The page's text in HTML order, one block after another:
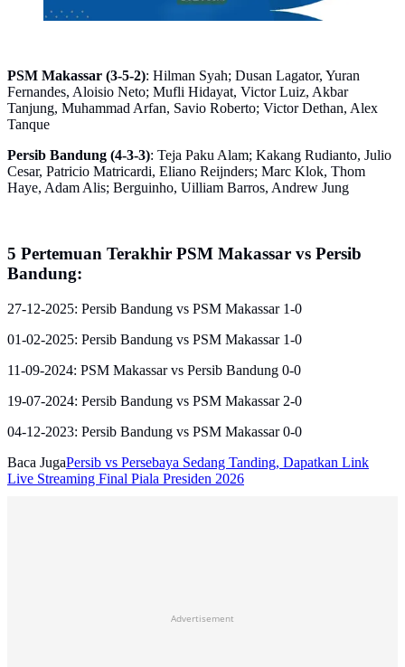
PSM Makassar (3-5-2): Hilman Syah; Dusan Lagator, Yuran
Fernandes, Aloisio Neto; Mufli Hidayat, Victor Luiz, Akbar
Tanjung, Muhammad Arfan, Savio Roberto; Victor Dethan, Alex
Tanque
Persib Bandung (4-3-3): Teja Paku Alam; Kakang Rudianto, Julio
Cesar, Patricio Matricardi, Eliano Reijnders; Marc Klok, Thom
Haye, Adam Alis; Berguinho, Uilliam Barros, Andrew Jung
5 Pertemuan Terakhir PSM Makassar vs Persib
Bandung:
27-12-2025: Persib Bandung vs PSM Makassar 1-0
01-02-2025: Persib Bandung vs PSM Makassar 1-0
11-09-2024: PSM Makassar vs Persib Bandung 0-0
19-07-2024: Persib Bandung vs PSM Makassar 2-0
04-12-2023: Persib Bandung vs PSM Makassar 0-0
Baca JugaPersib vs Persebaya Sedang Tanding, Dapatkan Link
Live Streaming Final Piala Presiden 2026
Advertisement